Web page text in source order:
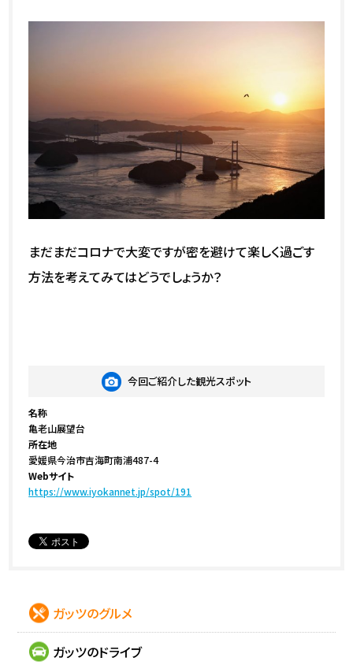
まだまだコロナで大変ですが密を避けて楽しく過ごす
方法を考えてみてはどうでしょうか？
今回ご紹介した観光スポット
名称
亀老山展望台
所在地
愛媛県今治市吉海町南浦487-4
Webサイト
https://www.iyokannet.jp/spot/191
ガッツのグルメ
ガッツのドライブ